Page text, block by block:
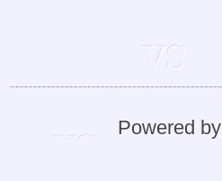
Powered by